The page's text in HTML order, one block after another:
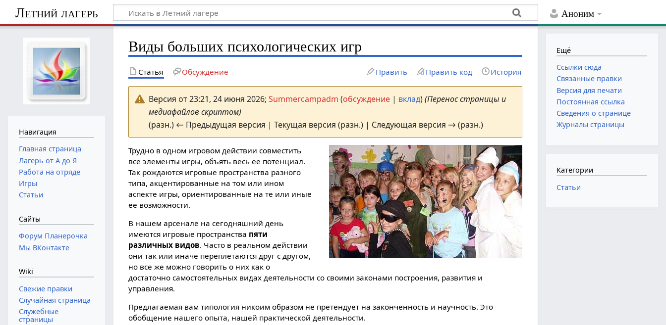
Аноним
Летний лагерь
Виды больших психологических игр
Статья Обсуждение Править Править код История
Версия от 23:21, 24 июня 2026;Summercampadm (обсуждение | вклад)(Перенос страницы и
медиафайлов скриптом)
(разн.) ← Предыдущая версия | Текущая версия (разн.) | Следующая версия → (разн.)
Трудно в одном игровом действии совместить
все элементы игры, объять весь ее потенциал.
Так рождаются игровые пространства разного
типа, акцентированные на том или ином
аспекте игры, ориентированные на те или иные
ее возможности.
В нашем арсенале на сегодняшний день
имеются игровые пространства пяти
различных видов. Часто в реальном действии
они так или иначе переплетаются друг с другом,
но все же можно говорить о них как о
достаточно самостоятельных видах деятельности со своими законами построения, развития и
управления.
Предлагаемая вам типология никоим образом не претендует на законченность и научность. Это
обобщение нашего опыта, нашей практической деятельности.
Навигация
Главная страница
Лагерь от А до Я
Работа на отряде
Игры
Статьи
Сайты
Форум Планерочка
Мы ВКонтакте
Wiki
Свежие правки
Случайная страница
Служебные
страницы
Ещё
Ссылки сюда
Связанные правки
Версия для печати
Постоянная ссылка
Сведения о странице
Журналы страницы
Категории
Статьи